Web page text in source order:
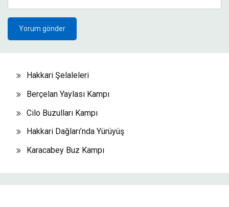
Hakkari Şelaleleri
Berçelan Yaylası Kampı
Cilo Buzulları Kampı
Hakkari Dağları’nda Yürüyüş
Karacabey Buz Kampı